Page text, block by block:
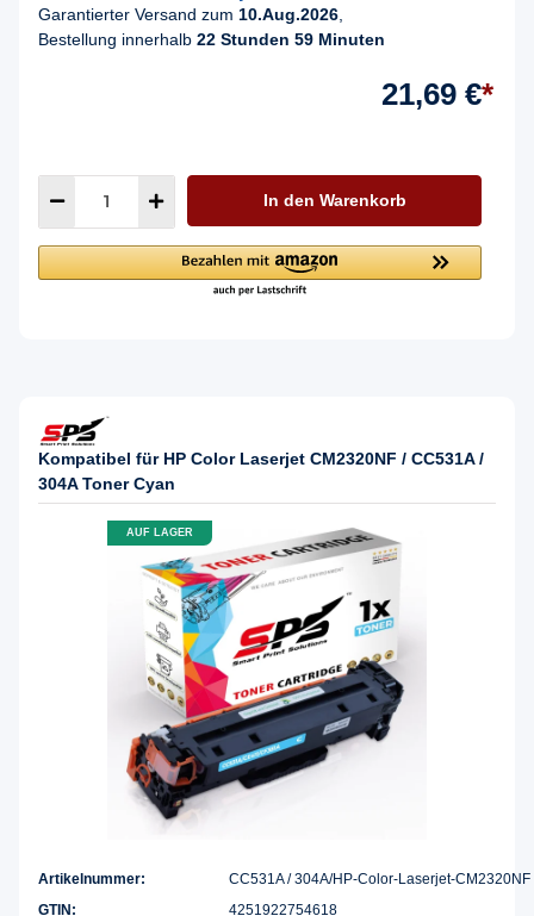
Garantierter Versand zum 10.Aug.2026
Bestellung innerhalb 22 Stunden 59 Minuten
21,69 €*
In den Warenkorb
Kompatibel für HP Color Laserjet CM2320NF / CC531A /
304A Toner Cyan
AUF LAGER
Artikelnummer:
CC531A / 304A/HP-Color-Laserjet-CM2320NF
GTIN:
4251922754618